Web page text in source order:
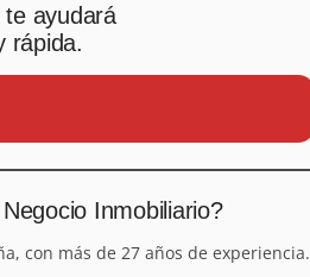
te ayudará
rápida.
Inmobiliario?
con más de 27 años de experiencia.